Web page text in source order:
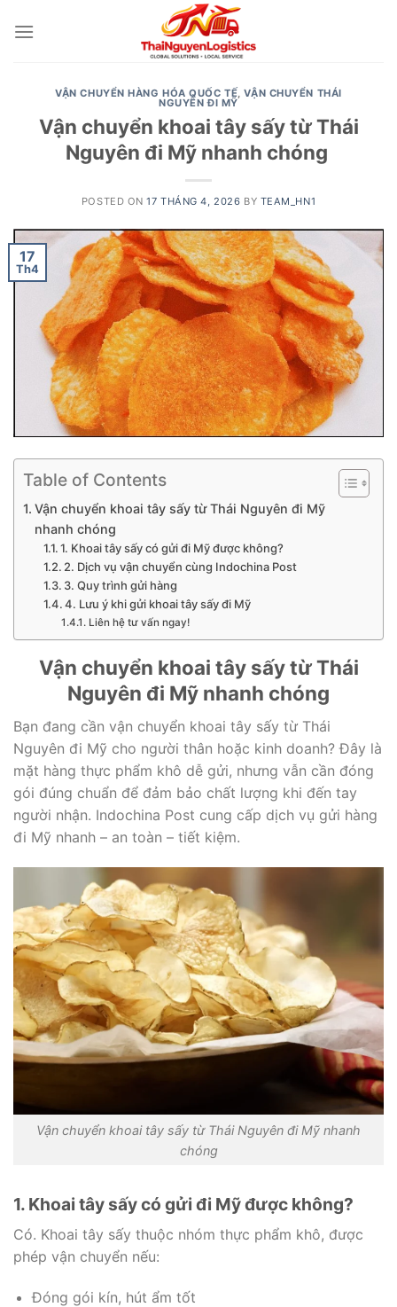
VẬN CHUYỂN HÀNG HÓA QUỐC TẾ,VẬN CHUYỂN THÁI
NGUYÊN ĐI MỸ
Vận chuyển khoai tây sấy từ Thái
Nguyên đi Mỹ nhanh chóng
POSTED ON17 THÁNG 4, 2026 BY TEAM_HN1
17
Th4
Table of Contents
Vận chuyển khoai tây sấy từ Thái Nguyên đi Mỹ
nhanh chóng
1. Khoai tây sấy có gửi đi Mỹ được không?
2. Dịch vụ vận chuyển cùng Indochina Post
3. Quy trình gửi hàng
4. Lưu ý khi gửi khoai tây sấy đi Mỹ
Liên hệ tư vấn ngay!
Vận chuyển khoai tây sấy từ Thái
Nguyên đi Mỹ nhanh chóng
Bạn đang cần vận chuyển khoai tây sấy từ Thái
Nguyên đi Mỹ cho người thân hoặc kinh doanh? Đây là
mặt hàng thực phẩm khô dễ gửi, nhưng vẫn cần đóng
gói đúng chuẩn để đảm bảo chất lượng khi đến tay
người nhận. Indochina Post cung cấp dịch vụ gửi hàng
đi Mỹ nhanh – an toàn – tiết kiệm.
Vận chuyển khoai tây sấy từ Thái Nguyên đi Mỹ nhanh
chóng
1. Khoai tây sấy có gửi đi Mỹ được không?
Có. Khoai tây sấy thuộc nhóm thực phẩm khô, được
phép vận chuyển nếu:
Đóng gói kín, hút ẩm tốt